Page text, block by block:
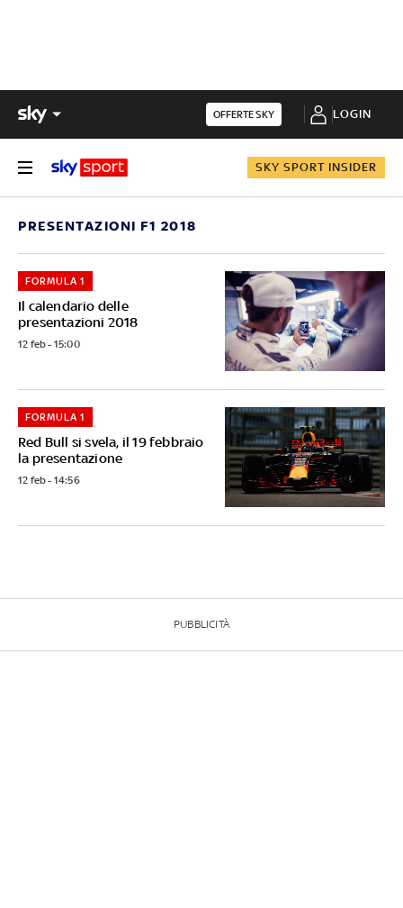
OFFERTE SKY LOGIN
SKY SPORT INSIDER
PRESENTAZIONI F1 2018
Il calendario delle
presentazioni 2018
FORMULA 1
12 feb - 15:00
Red Bull si svela, il 19 febbraio
la presentazione
FORMULA 1
12 feb - 14:56
PUBBLICITÀ